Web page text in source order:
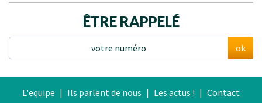
ÊTRE RAPPELÉ
ok
L'equipe | Ils parlent de nous | Les actus ! | Contact